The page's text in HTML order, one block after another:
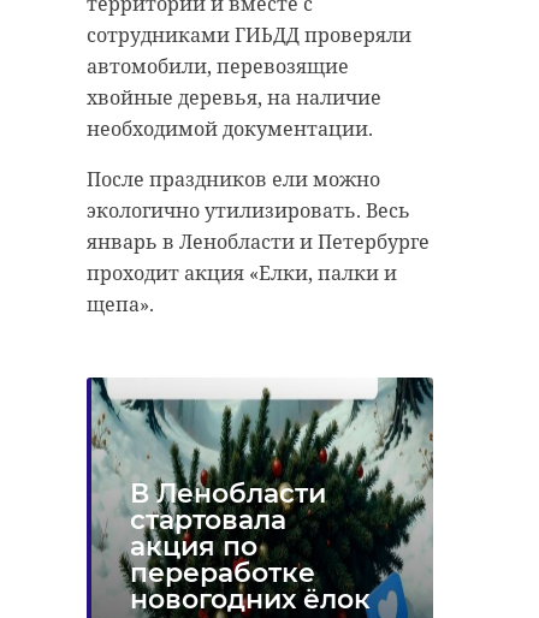
сотрудниками ГИЬДД проверяли
автомобили, перевозящие
хвойные деревья, на наличие
необходимой документации.
После праздников ели можно
экологично утилизировать. Весь
январь в Ленобласти и Петербурге
проходит акция «Елки, палки и
щепа».
В Ленобласти
стартовала
акция по
переработке
новогодних ёлок